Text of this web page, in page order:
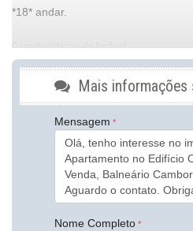
*18* andar.
Características do Imóvel
Despensa
Piso Porcelanato
Infra para Ar Split
Andar Alto
Área de Serviço
Sacada com Churrasqueira
Sala de Estar
Sala de Jantar
Banheiro Social
Mais informações
Mensagem
Nome Completo